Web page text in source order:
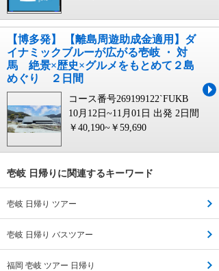
【博多発】 【離島周遊助成金適用】ダ
イナミックブルーが広がる壱岐 ・ 対
馬 絶景×歴史×グルメをもとめて２島
めぐり ２日間
コース番号269199122`FUKB
10月12日~11月01日 出発 2日間
￥40,190~￥59,690
壱岐 日帰りに関連するキーワード
壱岐 日帰り ツアー
壱岐 日帰り バスツアー
福岡 壱岐 ツアー 日帰り